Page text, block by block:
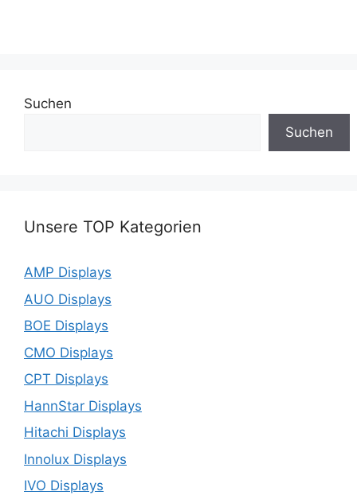
Suchen
Suchen
Unsere TOP Kategorien
AMP Displays
AUO Displays
BOE Displays
CMO Displays
CPT Displays
HannStar Displays
Hitachi Displays
Innolux Displays
IVO Displays